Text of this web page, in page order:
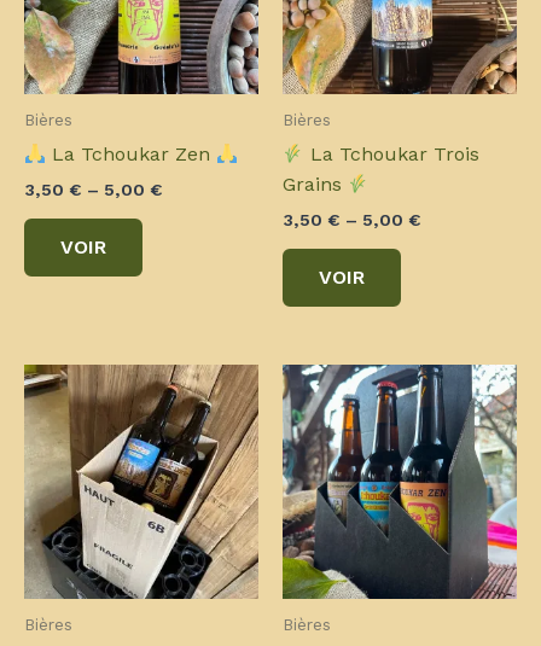
Bières
La Tchoukar Zen
3,50 € – 5,00 €
VOIR
Ce
Les
options
peuvent
être
choisies
sur
page
Bières
La Tchoukar Trois
Grains
3,50 € – 5,00 €
VOIR
Ce
variations.
Les
options
peuvent
être
choisies
Bières Bières